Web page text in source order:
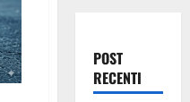
POST
RECENTI